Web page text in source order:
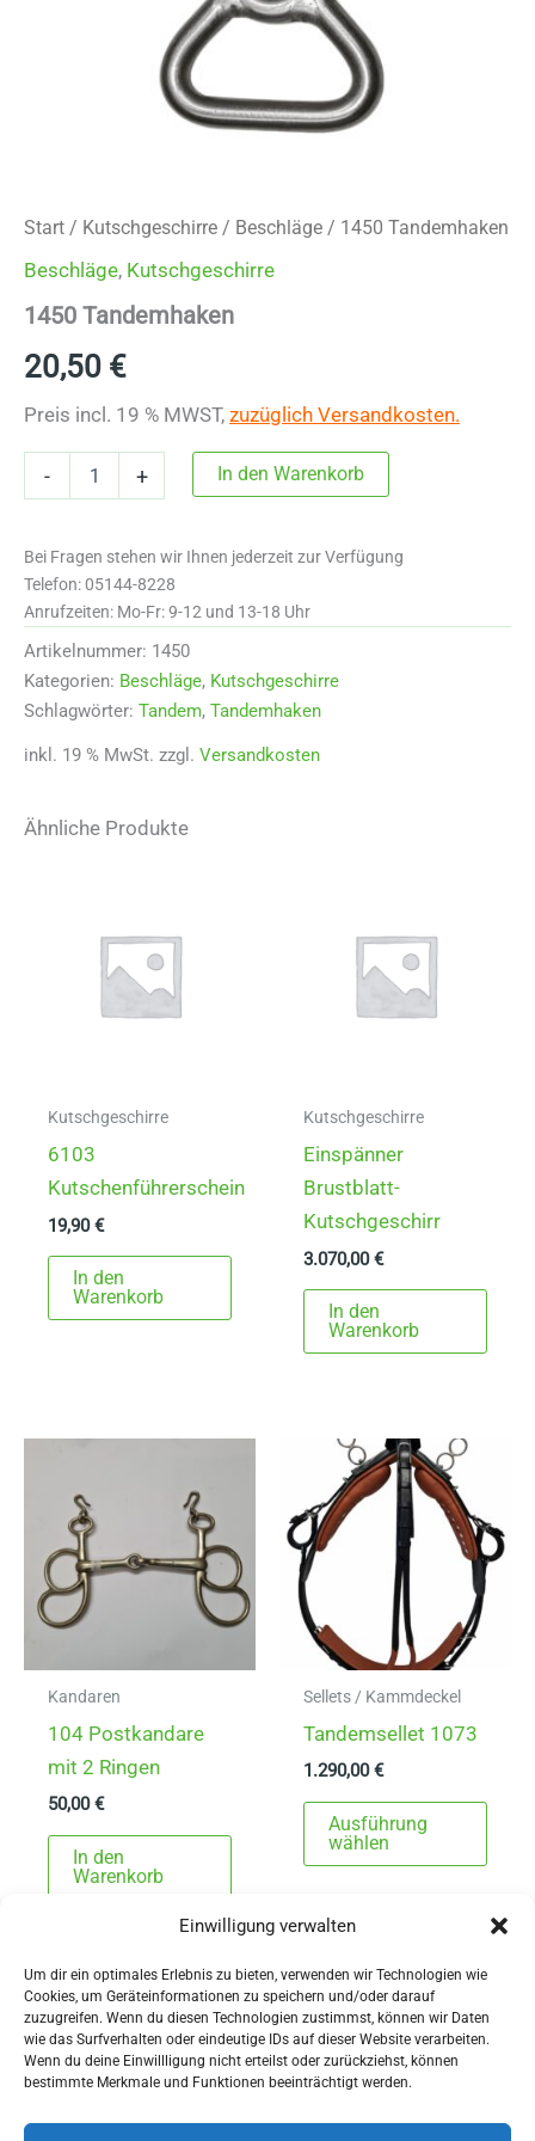
Einwilligung verwalten
Um dir ein optimales Erlebnis zu bieten, verwenden wir Technologien wie
Cookies, um Geräteinformationen zu speichern und/oder darauf
zuzugreifen. Wenn du diesen Technologien zustimmst, können wir Daten
wie das Surfverhalten oder eindeutige IDs auf dieser Website verarbeiten.
Wenn du deine Einwillligung nicht erteilst oder zurückziehst, können
bestimmte Merkmale und Funktionen beeinträchtigt werden.
Start / Kutschgeschirre / Beschläge / 1450 Tandemhaken
Beschläge, Kutschgeschirre
1450 Tandemhaken
20,50 €
Preis incl. 19 % MWST, zuzüglich Versandkosten.
-
Tandemhaken
+ In den Warenkorb
Bei Fragen stehen wir Ihnen jederzeit zur Verfügung
Telefon: 05144-8228
Anrufzeiten: Mo-Fr: 9-12 und 13-18 Uhr
Artikelnummer: 1450
Kategorien: Beschläge, Kutschgeschirre
Schlagwörter: Tandem, Tandemhaken
inkl. 19 % MwSt. zzgl. Versandkosten
Ähnliche Produkte
Kutschgeschirre
6103
Kutschenführerschein
19,90€
In den
Warenkorb
Kutschgeschirre
Einspänner
Brustblatt-
Kutschgeschirr
3.070,00€
In den
Warenkorb
Kandaren
104 Postkandare
mit 2 Ringen
50,00€
In den
Warenkorb
Sellets / Kammdeckel
Tandemsellet 1073
1.290,00€
Ausführung
wählen
auf.
Die
AGBs